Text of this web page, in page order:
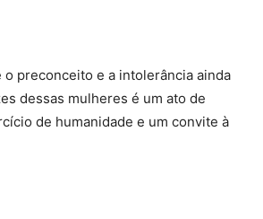
o preconceito e a intolerância ainda
dessas mulheres é um ato de
de humanidade e um convite à